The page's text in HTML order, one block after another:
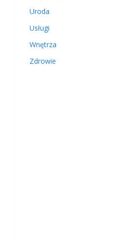
Uroda
Usługi
Wnętrza
Zdrowie